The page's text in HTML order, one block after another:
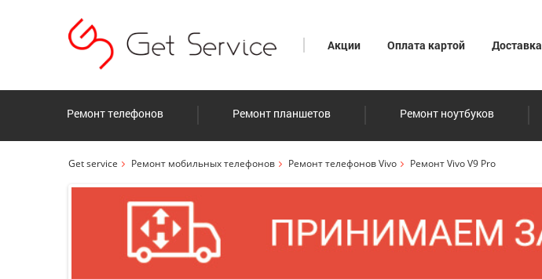
Акции Оплата картой Доставка
Ремонт телефонов Ремонт планшетов Ремонт ноутбуков
Get service Ремонт мобильных телефонов Ремонт телефонов Vivo Ремонт Vivo V9 Pro